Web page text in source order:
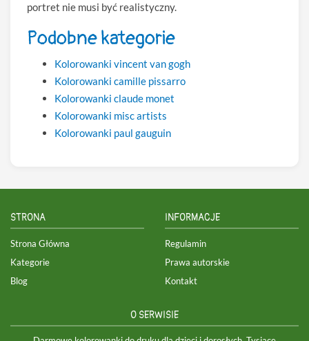
portret nie musi być realistyczny.
Podobne kategorie
Kolorowanki vincent van gogh
Kolorowanki camille pissarro
Kolorowanki claude monet
Kolorowanki misc artists
Kolorowanki paul gauguin
STRONA
Strona Główna
Kategorie
Blog
INFORMACJE
Regulamin
Prawa autorskie
Kontakt
O SERWISIE